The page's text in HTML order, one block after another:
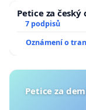
Petice za
7 podpisů
Oznámení o
Petice za